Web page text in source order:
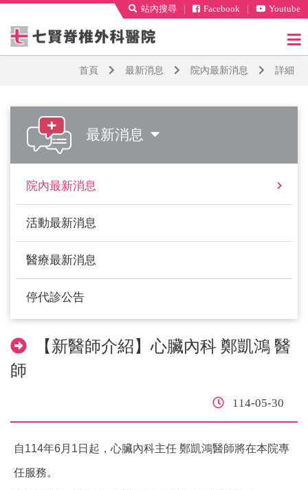
站內搜尋 Facebook Youtube
首頁 最新消息 院內最新消息 詳細
最新消息
院內最新消息
活動最新消息
醫療最新消息
停代診公告
【新醫師介紹】心臟內科 鄭凱鴻 醫
師
114-05-30
自114年6月1日起，心臟內科主任 鄭凱鴻醫師將在本院專
任服務。